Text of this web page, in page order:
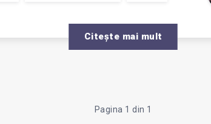
Citește mai mult
Pagina 1 din 1